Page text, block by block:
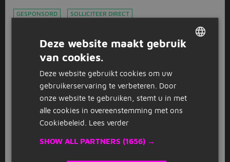
GESPONSORD SOLLICITEER DIRECT
Covebo Duiven (4 km)
175
GESPONSORD
Bedrijfsarts - Gelderland
Prorences Arnhem (7 km)
nieuw
Deze website maakt gebruik
van cookies.
Deze website gebruikt cookies om uw
gebruikerservaring te verbeteren. Door
onze website te gebruiken, stemt u in met
alle cookies in overeenstemming met ons
Cookiebeleid. Lees verder
SHOW ALL PARTNERS (1656) →